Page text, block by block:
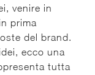
venire in
prima
del brand.
ecco una
tutta